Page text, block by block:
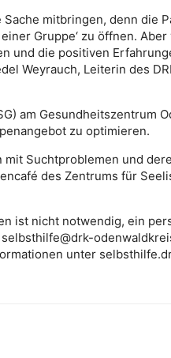
mitbringen, denn die
Gruppe‘ zu öffnen.
und die positiven
Weyrauch, Leiterin des
am Gesundheitszentrum
zu optimieren.
Suchtproblemen und
des Zentrums für
ist nicht notwendig, ein
unter